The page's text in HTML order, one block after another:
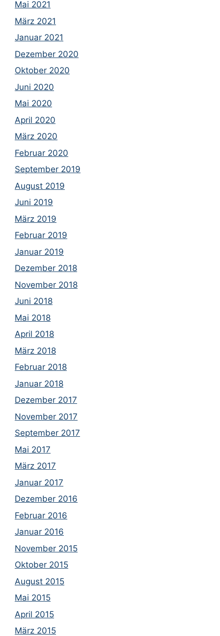
Mai 2021
März 2021
Januar 2021
Dezember 2020
Oktober 2020
Juni 2020
Mai 2020
April 2020
März 2020
Februar 2020
September 2019
August 2019
Juni 2019
März 2019
Februar 2019
Januar 2019
Dezember 2018
November 2018
Juni 2018
Mai 2018
April 2018
März 2018
Februar 2018
Januar 2018
Dezember 2017
November 2017
September 2017
Mai 2017
März 2017
Januar 2017
Dezember 2016
Februar 2016
Januar 2016
November 2015
Oktober 2015
August 2015
Mai 2015
April 2015
März 2015